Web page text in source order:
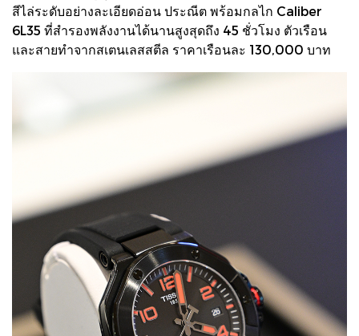
สีไล่ระดับอย่างละเอียดอ่อน ประณีต พร้อมกลไก Caliber
6L35 ที่สำรองพลังงานได้นานสูงสุดถึง 45 ชั่วโมง ตัวเรือน
และสายทำจากสเตนเลสสตีล ราคาเรือนละ 130,000 บาท